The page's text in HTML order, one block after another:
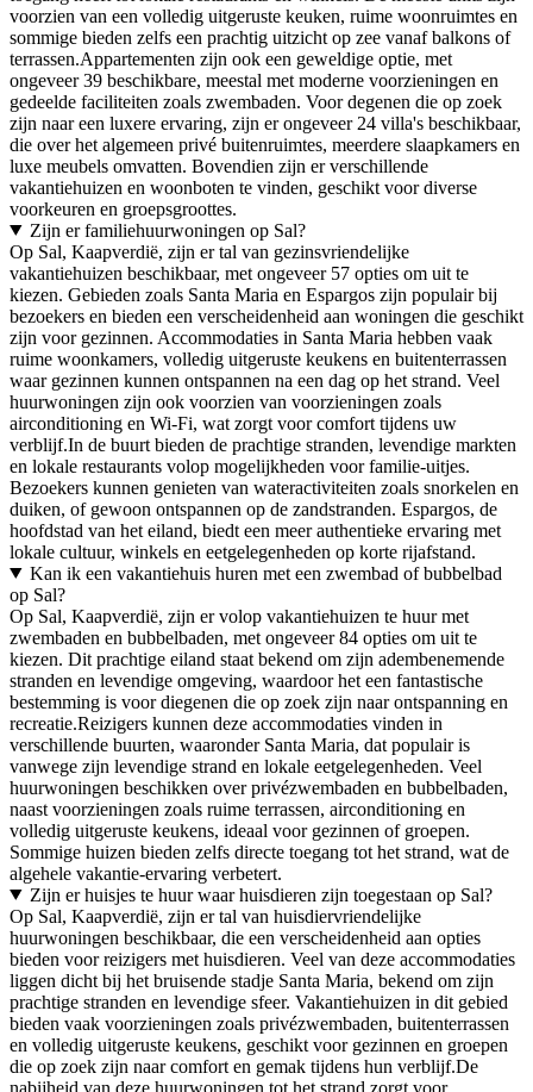
voorzien van een volledig uitgeruste keuken, ruime woonruimtes en
sommige bieden zelfs een prachtig uitzicht op zee vanaf balkons of
terrassen.Appartementen zijn ook een geweldige optie, met
ongeveer 39 beschikbare, meestal met moderne voorzieningen en
gedeelde faciliteiten zoals zwembaden. Voor degenen die op zoek
zijn naar een luxere ervaring, zijn er ongeveer 24 villa's beschikbaar,
die over het algemeen privé buitenruimtes, meerdere slaapkamers en
luxe meubels omvatten. Bovendien zijn er verschillende
vakantiehuizen en woonboten te vinden, geschikt voor diverse
voorkeuren en groepsgroottes.
Zijn er familiehuurwoningen op Sal?
Op Sal, Kaapverdië, zijn er tal van gezinsvriendelijke
vakantiehuizen beschikbaar, met ongeveer 57 opties om uit te
kiezen. Gebieden zoals Santa Maria en Espargos zijn populair bij
bezoekers en bieden een verscheidenheid aan woningen die geschikt
zijn voor gezinnen. Accommodaties in Santa Maria hebben vaak
ruime woonkamers, volledig uitgeruste keukens en buitenterrassen
waar gezinnen kunnen ontspannen na een dag op het strand. Veel
huurwoningen zijn ook voorzien van voorzieningen zoals
airconditioning en Wi-Fi, wat zorgt voor comfort tijdens uw
verblijf.In de buurt bieden de prachtige stranden, levendige markten
en lokale restaurants volop mogelijkheden voor familie-uitjes.
Bezoekers kunnen genieten van wateractiviteiten zoals snorkelen en
duiken, of gewoon ontspannen op de zandstranden. Espargos, de
hoofdstad van het eiland, biedt een meer authentieke ervaring met
lokale cultuur, winkels en eetgelegenheden op korte rijafstand.
Kan ik een vakantiehuis huren met een zwembad of bubbelbad
op Sal?
Op Sal, Kaapverdië, zijn er volop vakantiehuizen te huur met
zwembaden en bubbelbaden, met ongeveer 84 opties om uit te
kiezen. Dit prachtige eiland staat bekend om zijn adembenemende
stranden en levendige omgeving, waardoor het een fantastische
bestemming is voor diegenen die op zoek zijn naar ontspanning en
recreatie.Reizigers kunnen deze accommodaties vinden in
verschillende buurten, waaronder Santa Maria, dat populair is
vanwege zijn levendige strand en lokale eetgelegenheden. Veel
huurwoningen beschikken over privézwembaden en bubbelbaden,
naast voorzieningen zoals ruime terrassen, airconditioning en
volledig uitgeruste keukens, ideaal voor gezinnen of groepen.
Sommige huizen bieden zelfs directe toegang tot het strand, wat de
algehele vakantie-ervaring verbetert.
Zijn er huisjes te huur waar huisdieren zijn toegestaan op Sal?
Op Sal, Kaapverdië, zijn er tal van huisdiervriendelijke
huurwoningen beschikbaar, die een verscheidenheid aan opties
bieden voor reizigers met huisdieren. Veel van deze accommodaties
liggen dicht bij het bruisende stadje Santa Maria, bekend om zijn
prachtige stranden en levendige sfeer. Vakantiehuizen in dit gebied
bieden vaak voorzieningen zoals privézwembaden, buitenterrassen
en volledig uitgeruste keukens, geschikt voor gezinnen en groepen
die op zoek zijn naar comfort en gemak tijdens hun verblijf.De
nabijheid van deze huurwoningen tot het strand zorgt voor